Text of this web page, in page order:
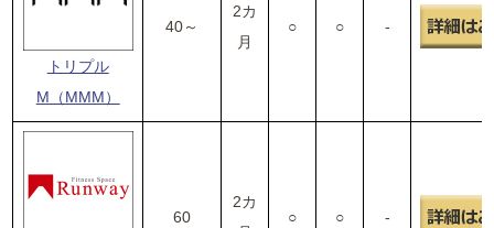
トリプル
M（MMM）
40～
2カ
月
○ ○ -
60
2カ
○ ○ -